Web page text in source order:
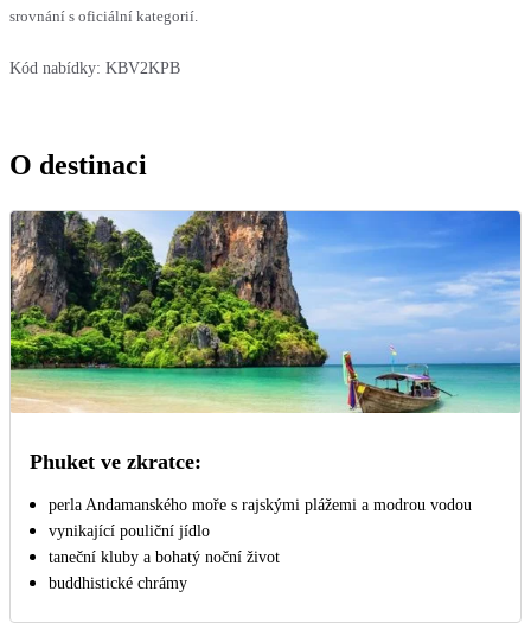
srovnání s oficiální kategorií.
Kód nabídky: KBV2KPB
O destinaci
Phuket ve zkratce:
perla Andamanského moře s rajskými plážemi a modrou vodou
vynikající pouliční jídlo
taneční kluby a bohatý noční život
buddhistické chrámy